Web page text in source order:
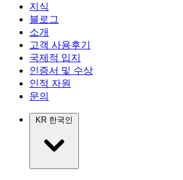
지식
블로그
소개
고객 사용후기
국제적 입지
인증서 및 수상
인적 자원
문의
KR 한국인